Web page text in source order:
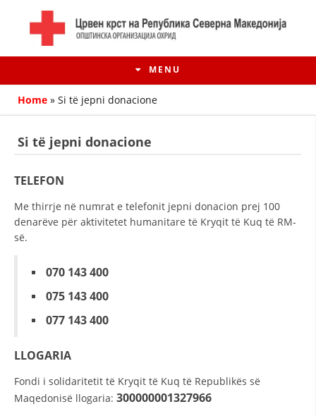
MENU
HISTORIA E KRYQIT TË KUQ
STRUKTURA E ORGANIZATËS
Home » Si të jepni donacione
Si të jepni donacione
TELEFON
Me thirrje në numrat e telefonit jepni donacion prej 100
denarëve për aktivitetet humanitare të Kryqit të Kuq të RM-
së.
070 143 400
075 143 400
077 143 400
LLOGARIA
Fondi i solidaritetit të Kryqit të Kuq të Republikës së
Maqedonisë llogaria: 300000001327966